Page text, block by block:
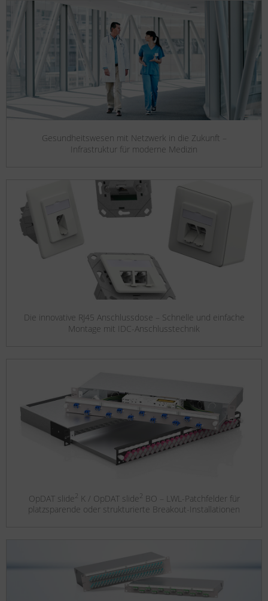
Gesundheitswesen mit Netzwerk in die Zukunft –
Infrastruktur für moderne Medizin
Die innovative RJ45 Anschlussdose – Schnelle und einfache
Montage mit IDC-Anschlusstechnik
OpDAT slide 2 K / OpDAT slide 2 BO – LWL-Patchfelder für
platzsparende oder strukturierte Breakout-Installationen